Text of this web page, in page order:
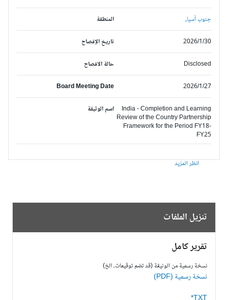
المنطقة جنوب آسيا,
تاريخ الإفصاح 2026/1/30
حالة الافصاح Disclosed
Board Meeting Date 2026/1/27
اسم الوثيقة
India - Completion and Learning
Review of the Country Partnership
Framework for the Period FY18-
FY25
انظر المزيد
تنزيل الملفات
تقرير كامل
نسخة رسمية من الوثيقة (قد تضم توقيعات، الخ)
نسخة رسمية (PDF)